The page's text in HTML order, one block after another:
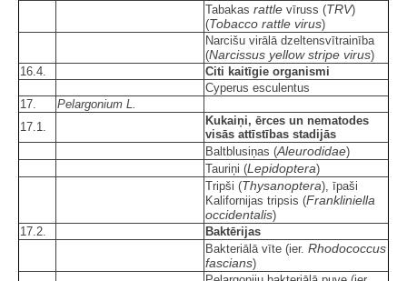
Tabakas rattle vīruss (TRV)
(Tobacco rattle virus)
Narcišu virālā dzeltensvītrainība
(Narcissus yellow stripe virus)
16.4.
Citi kaitīgie organismi
Cyperus esculentus
17.
Pelargonium L.
17.1.
Kukaiņi, ērces un nematodes
visās attīstības stadijās
Baltblusiņas (Aleurodidae)
Tauriņi (Lepidoptera)
Tripši (Thysanoptera), īpaši
Kalifornijas tripsis (Frankliniella
occidentalis)
17.2.
Baktērijas
Bakteriālā vīte (ier. Rhodococcus
fascians)